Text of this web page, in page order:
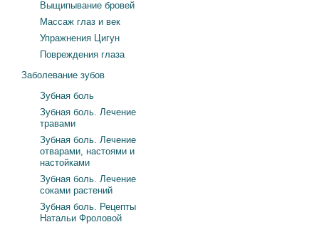
Выщипывание бровей
Массаж глаз и век
Упражнения Цигун
Повреждения глаза
Заболевание зубов
Зубная боль
Зубная боль. Лечение
травами
Зубная боль. Лечение
отварами, настоями и
настойками
Зубная боль. Лечение
соками растений
Зубная боль. Рецепты
Натальи Фроловой